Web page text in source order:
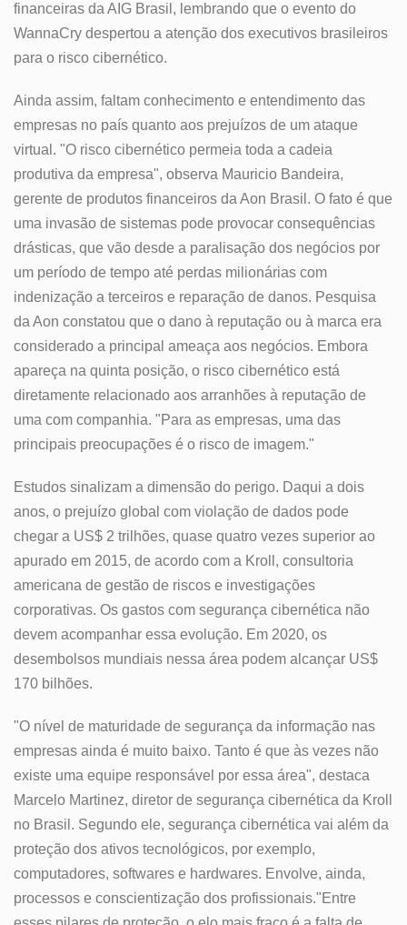
financeiras da AIG Brasil, lembrando que o evento do
WannaCry despertou a atenção dos executivos brasileiros
para o risco cibernético.
Ainda assim, faltam conhecimento e entendimento das
empresas no país quanto aos prejuízos de um ataque
virtual. "O risco cibernético permeia toda a cadeia
produtiva da empresa", observa Mauricio Bandeira,
gerente de produtos financeiros da Aon Brasil. O fato é que
uma invasão de sistemas pode provocar consequências
drásticas, que vão desde a paralisação dos negócios por
um período de tempo até perdas milionárias com
indenização a terceiros e reparação de danos. Pesquisa
da Aon constatou que o dano à reputação ou à marca era
considerado a principal ameaça aos negócios. Embora
apareça na quinta posição, o risco cibernético está
diretamente relacionado aos arranhões à reputação de
uma com companhia. "Para as empresas, uma das
principais preocupações é o risco de imagem."
Estudos sinalizam a dimensão do perigo. Daqui a dois
anos, o prejuízo global com violação de dados pode
chegar a US$ 2 trilhões, quase quatro vezes superior ao
apurado em 2015, de acordo com a Kroll, consultoria
americana de gestão de riscos e investigações
corporativas. Os gastos com segurança cibernética não
devem acompanhar essa evolução. Em 2020, os
desembolsos mundiais nessa área podem alcançar US$
170 bilhões.
"O nível de maturidade de segurança da informação nas
empresas ainda é muito baixo. Tanto é que às vezes não
existe uma equipe responsável por essa área", destaca
Marcelo Martinez, diretor de segurança cibernética da Kroll
no Brasil. Segundo ele, segurança cibernética vai além da
proteção dos ativos tecnológicos, por exemplo,
computadores, softwares e hardwares. Envolve, ainda,
processos e conscientização dos profissionais."Entre